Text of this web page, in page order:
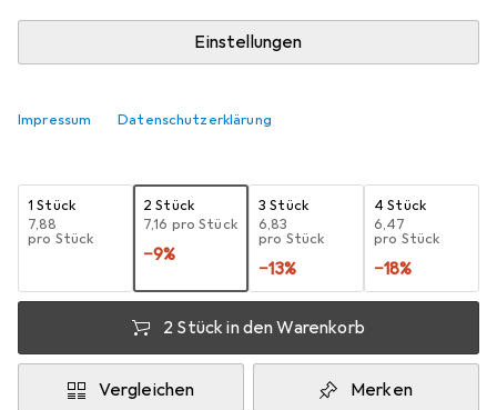
Einstellungen
Impressum Datenschutzerklärung
Zwischen Di, 18.8. und Sa, 22.8. geliefert
Mehr als 10 Stück an Lager beim Lieferanten
1 Stück
EUR
7,88
pro Stück
2 Stück
EUR
7,16 pro Stück
−9%
3 Stück
EUR
6,83
pro Stück
−13%
4 Stück
EUR
6,47
pro Stück
−18%
2 Stück in den Warenkorb
Vergleichen Merken